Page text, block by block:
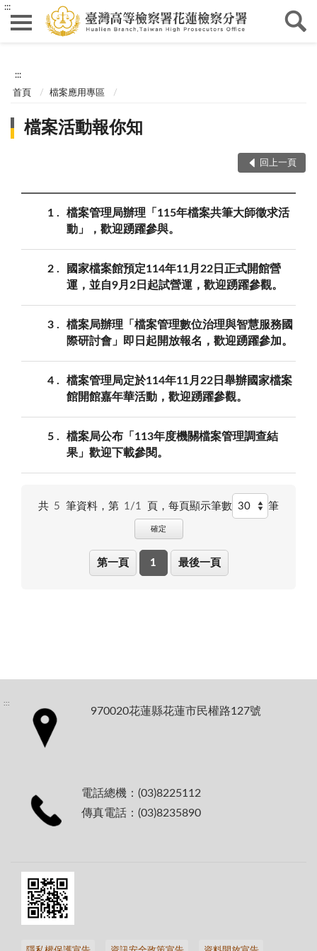
:::
:::
首頁 檔案應用專區
檔案活動報你知
回上一頁
1
檔案管理局辦理「115年檔案共筆大師徵求活
動」，歡迎踴躍參與。
2
國家檔案館預定114年11月22日正式開館營
運，並自9月2日起試營運，歡迎踴躍參觀。
3
檔案局辦理「檔案管理數位治理與智慧服務國
際研討會」即日起開放報名，歡迎踴躍參加。
4
檔案管理局定於114年11月22日舉辦國家檔案
館開館嘉年華活動，歡迎踴躍參觀。
5
檔案局公布「113年度機關檔案管理調查結
果」歡迎下載參閱。
共 5 筆資料，第 1/1 頁， 每頁顯示筆數 筆
確定
第一頁 1 最後一頁
:::
970020花蓮縣花蓮市民權路127號
電話總機：(03)8225112
傳真電話：(03)8235890